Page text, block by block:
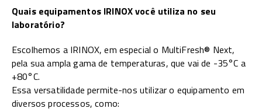
Quais equipamentos IRINOX você utiliza no seu
laboratório?
Escolhemos a IRINOX, em especial o MultiFresh® Next,
pela sua ampla gama de temperaturas, que vai de -35°C a
+80°C.
Essa versatilidade permite-nos utilizar o equipamento em
diversos processos, como: